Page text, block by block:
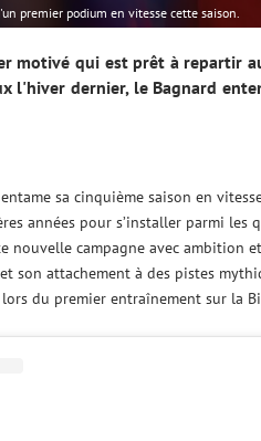
premier podium en vitesse cette saison.
motivé qui est prêt à repartir
l'hiver dernier, le Bagnard
sa cinquième saison en
années pour s’installer parmi les
nouvelle campagne avec ambition
son attachement à des pistes
du premier entraînement sur la